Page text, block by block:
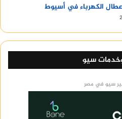
الكهرباء في أسيوط
سيو
سيو في مصر